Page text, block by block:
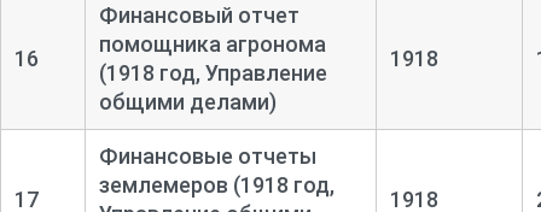
16
Финансовый отчет
помощника агронома
(1918 год, Управление
общими делами)
1918
17
Финансовые отчеты
землемеров (1918 год,
1918